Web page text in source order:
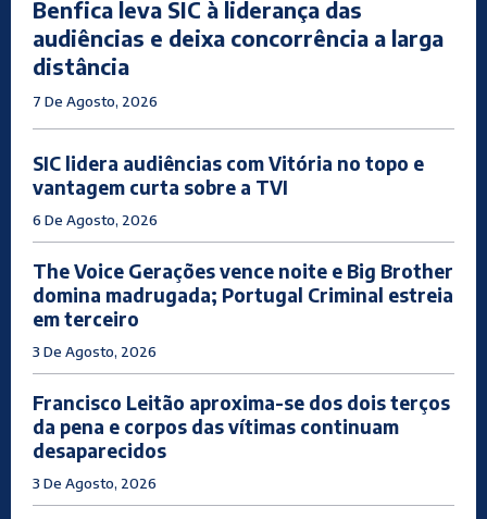
Benfica leva SIC à liderança das
audiências e deixa concorrência a larga
distância
7 De Agosto, 2026
SIC lidera audiências com Vitória no topo e
vantagem curta sobre a TVI
6 De Agosto, 2026
The Voice Gerações vence noite e Big Brother
domina madrugada; Portugal Criminal estreia
em terceiro
3 De Agosto, 2026
Francisco Leitão aproxima-se dos dois terços
da pena e corpos das vítimas continuam
desaparecidos
3 De Agosto, 2026